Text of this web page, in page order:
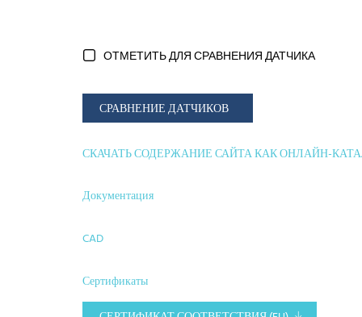
ОТМЕТИТЬ ДЛЯ СРАВНЕНИЯ ДАТЧИКА
СРАВНЕНИЕ ДАТЧИКОВ
СКАЧАТЬ СОДЕРЖАНИЕ САЙТА КАК ОНЛАЙН-
Документация
CAD
Сертификаты